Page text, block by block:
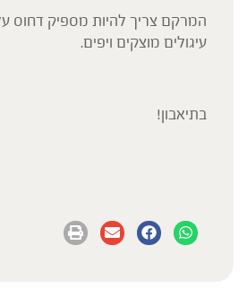
המרקם צריך להיות מספיק דחוס
עיגולים מוצקים ויפים.
בתיאבון!